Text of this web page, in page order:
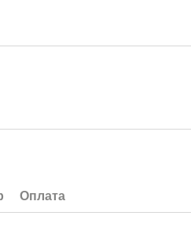
Оплата